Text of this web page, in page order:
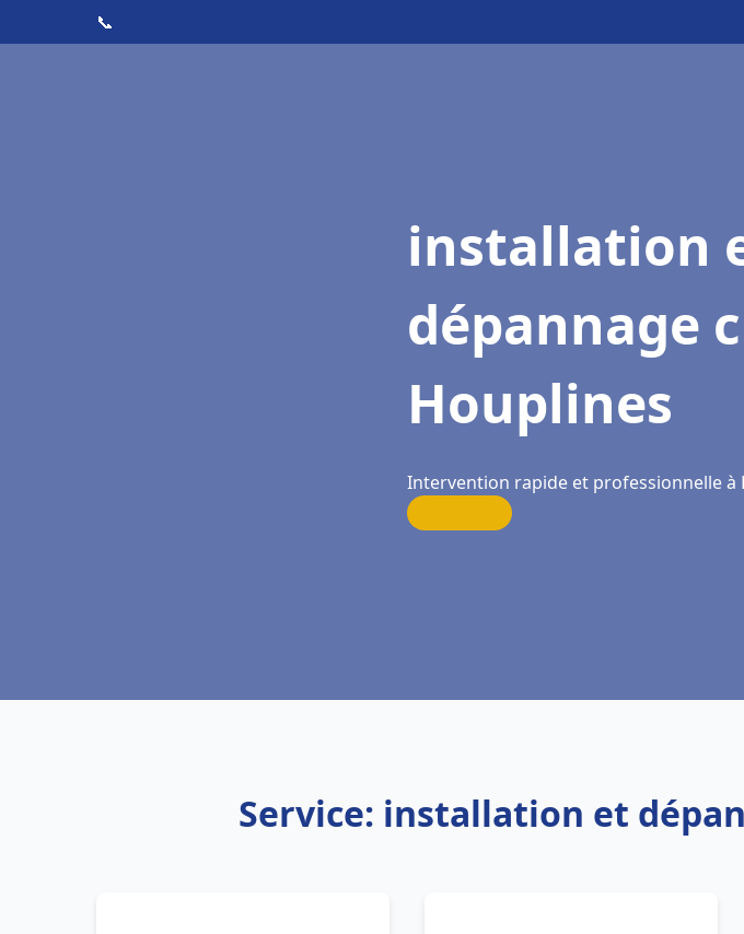
📞
installation
dépannage
Houplines
Intervention rapide et professionnelle à
Service: installation et